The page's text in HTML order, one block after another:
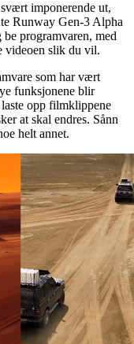
imponerende ut,
Runway Gen-3 Alpha
programvaren, med
videoen slik du vil.
som har vært
funksjonene blir
opp filmklippene
at skal endres. Sånn
helt annet.